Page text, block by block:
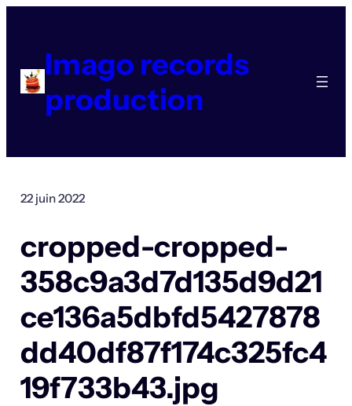
contenuImago records
production
22 juin 2022
cropped-cropped-
358c9a3d7d135d9d21
ce136a5dbfd5427878
dd40df87f174c325fc4
19f733b43.jpg